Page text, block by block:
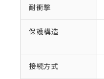
耐衝撃
保護構造
接続方式